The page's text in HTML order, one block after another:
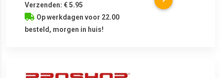
Verzenden: € 5.95
Op werkdagen voor 22.00
besteld, morgen in huis!